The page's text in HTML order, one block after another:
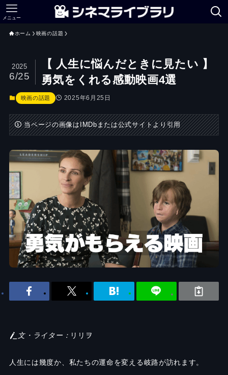
メニュー
ホーム 映画の話題
【 人生に悩んだときに見たい 】
勇気をくれる感動映画4選
2025
6/25
映画の話題 2025年6月25日
当ページの画像はIMDbまたは公式サイトより引用
文・ライター： リリヲ
人生には幾度か、私たちの運命を変える岐路が訪れます。